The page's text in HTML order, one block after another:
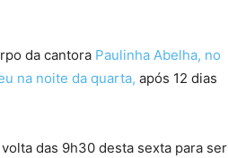
da cantora Paulinha Abelha, no
na noite da quarta, após 12 dias
das 9h30 desta sexta para ser